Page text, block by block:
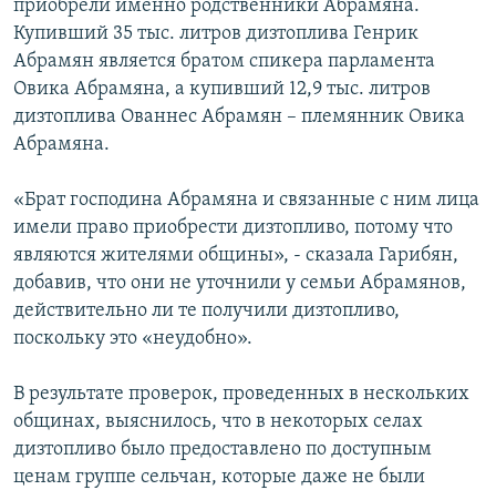
приобрели именно родственники Абрамяна.
Купивший 35 тыс. литров дизтоплива Генрик
Абрамян является братом спикера парламента
Овика Абрамяна, а купивший 12,9 тыс. литров
дизтоплива Ованнес Абрамян – племянник Овика
Абрамяна.
«Брат господина Абрамяна и связанные с ним лица
имели право приобрести дизтопливо, потому что
являются жителями общины», - сказала Гарибян,
добавив, что они не уточнили у семьи Абрамянов,
действительно ли те получили дизтопливо,
поскольку это «неудобно».
В результате проверок, проведенных в нескольких
общинах, выяснилось, что в некоторых селах
дизтопливо было предоставлено по доступным
ценам группе сельчан, которые даже не были